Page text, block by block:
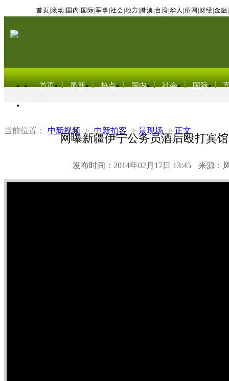
首页 滚动 国内 国际 军事 社会 地方 港澳 台湾 华人 侨网 财经 金融
首页 最新 热点 国内 社会 国际
当前位置： 中新视频 > 中新拍客 > 最现场 > 正文
网曝新疆伊宁公务员酒后殴打宾
发布时间：2014年02月17日 13:45 来源：